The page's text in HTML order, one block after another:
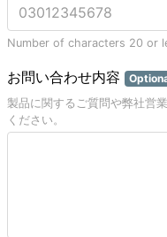
Number of characters 20 or
お問い合わせ内容
製品に関するご質問や弊社営
ください。